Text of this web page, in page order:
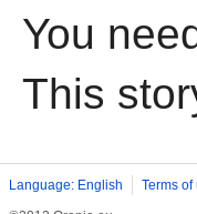
You
This
Language: English Terms of